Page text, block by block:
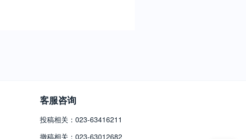
客服咨询
投稿相关：023-63416211
撤稿相关：023-63012682